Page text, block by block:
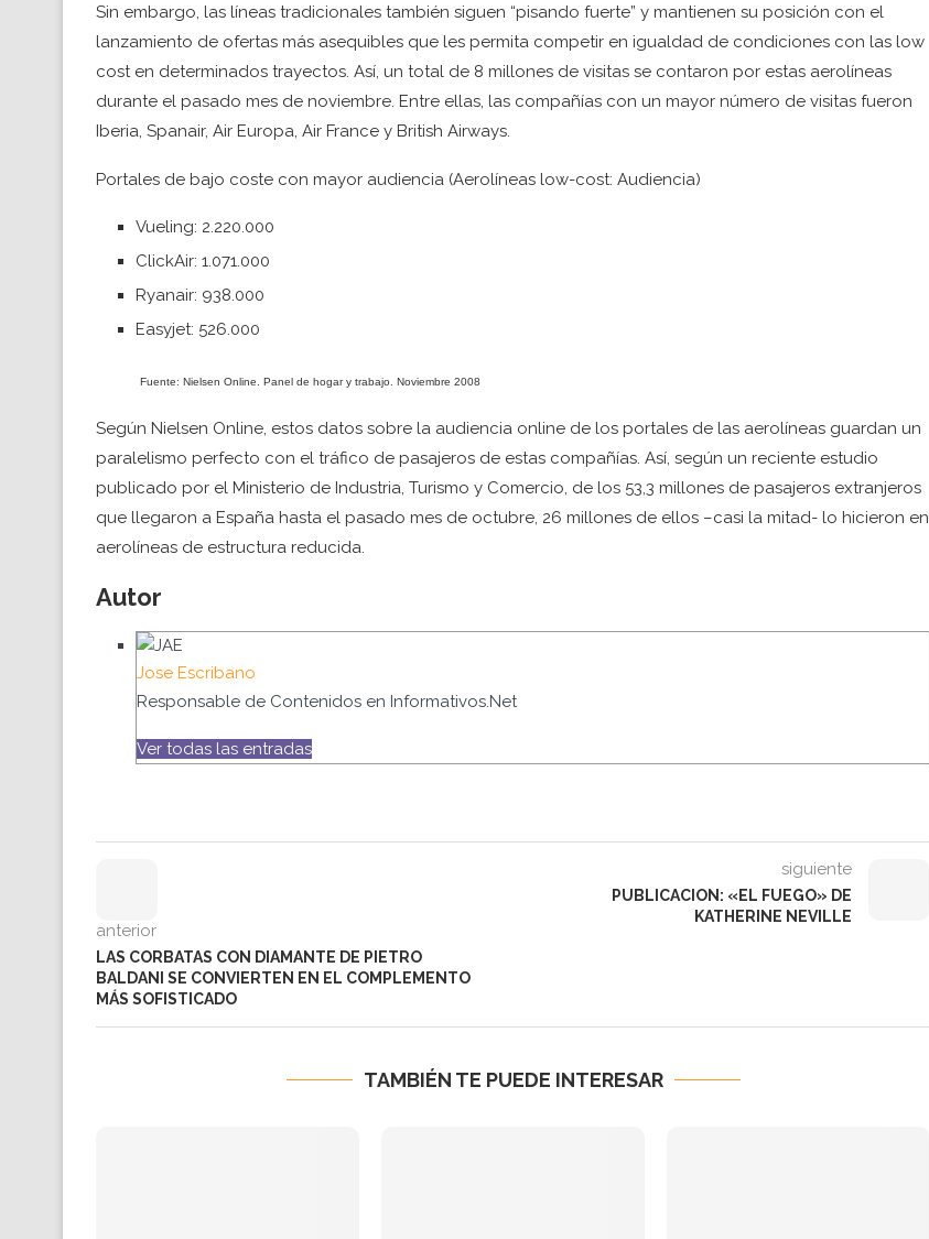
Sin embargo, las líneas tradicionales también siguen “pisando fuerte” y mantienen su posición con el
lanzamiento de ofertas más asequibles que les permita competir en igualdad de condiciones con las low
cost en determinados trayectos. Así, un total de 8 millones de visitas se contaron por estas aerolíneas
durante el pasado mes de noviembre. Entre ellas, las compañías con un mayor número de visitas fueron
Iberia, Spanair, Air Europa, Air France y British Airways.
Portales de bajo coste con mayor audiencia (Aerolíneas low-cost: Audiencia)
Vueling: 2.220.000
ClickAir: 1.071.000
Ryanair: 938.000
Easyjet: 526.000
Fuente: Nielsen Online. Panel de hogar y trabajo. Noviembre 2008
Según Nielsen Online, estos datos sobre la audiencia online de los portales de las aerolíneas guardan un
paralelismo perfecto con el tráfico de pasajeros de estas compañías. Así, según un reciente estudio
publicado por el Ministerio de Industria, Turismo y Comercio, de los 53,3 millones de pasajeros extranjeros
que llegaron a España hasta el pasado mes de octubre, 26 millones de ellos –casi la mitad- lo hicieron en
aerolíneas de estructura reducida.
Autor
Jose Escribano
Responsable de Contenidos en Informativos.Net
Ver todas las entradas
anterior
LAS CORBATAS CON DIAMANTE DE PIETRO
BALDANI SE CONVIERTEN EN EL COMPLEMENTO
MÁS SOFISTICADO
siguiente
PUBLICACION: «EL FUEGO» DE
KATHERINE NEVILLE
TAMBIÉN TE PUEDE INTERESAR